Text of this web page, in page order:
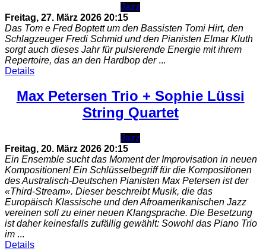
Jazz
Freitag, 27. März 2026 20:15
Das Tom e Fred Boptett um den Bassisten Tomi Hirt, den
Schlagzeuger Fredi Schmid und den Pianisten Elmar Kluth
sorgt auch dieses Jahr für pulsierende Energie mit ihrem
Repertoire, das an den Hardbop der...
Details
Max Petersen Trio + Sophie Lüssi
String Quartet
Jazz
Freitag, 20. März 2026 20:15
Ein Ensemble sucht das Moment der Improvisation in neuen
Kompositionen! Ein Schlüsselbegriff für die Kompositionen
des Australisch-Deutschen Pianisten Max Petersen ist der
«Third-Stream». Dieser beschreibt Musik, die das
Europäisch Klassische und den Afroamerikanischen Jazz
vereinen soll zu einer neuen Klangsprache. Die Besetzung
ist daher keinesfalls zufällig gewählt: Sowohl das Piano Trio
im ...
Details